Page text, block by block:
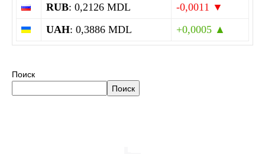
RUB: 0,2126 MDL
-0,0011 ▼
UAH: 0,3886 MDL +0,0005 ▲
Поиск
Поиск